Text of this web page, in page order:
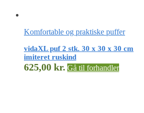
Komfortable og praktiske puffer
vidaXL puf 2 stk. 30 x 30 x 30 cm
imiteret ruskind
625,00 kr. Gå til forhandler